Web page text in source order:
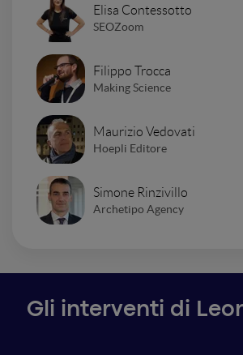
Elisa Contessotto
SEOZoom
Filippo Trocca
Making Science
Maurizio Vedovati
Hoepli Editore
Simone Rinzivillo
Archetipo Agency
Gli interventi di